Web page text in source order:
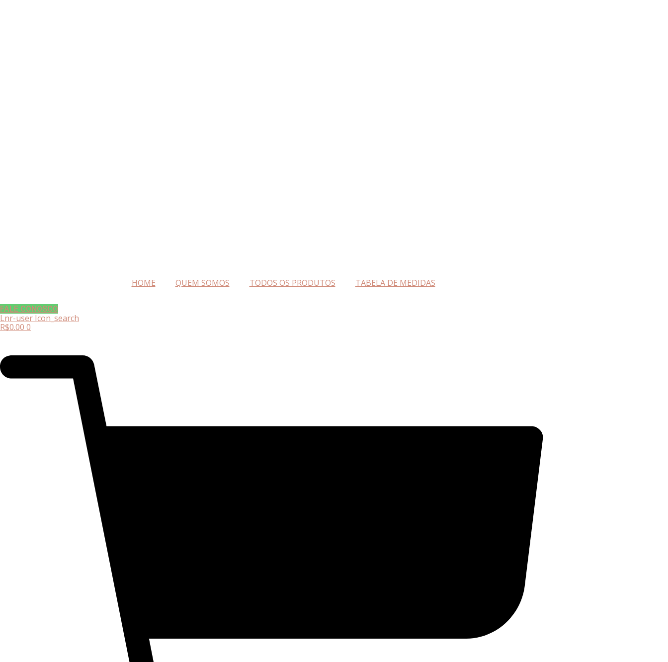
HOME QUEM SOMOS TODOS OS PRODUTOS TABELA DE MEDIDAS
FALE CONOSCO
Lnr-user Icon_search
R$0.00 0